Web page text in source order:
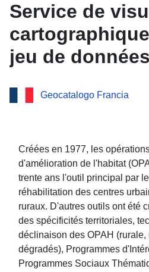
Service de
jeu de
Opération
d'amélioration
l'Orne
Geocatalogo Francia
Créées en 1977, les
d'amélioration de l'habitat
trente ans l'outil principal par
réhabilitation des centres
ruraux. D'autres outils ont été
des spécificités territoriales,
déclinaison des OPAH
dégradés), Programmes
Programmes Sociaux